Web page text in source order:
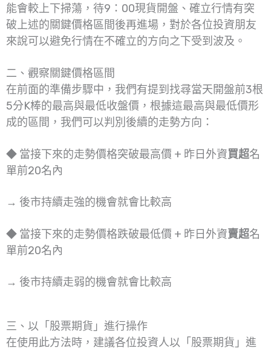
能會較上下掃蕩，待9：00現貨開盤、確立行情有突
破上述的關鍵價格區間後再進場，對於各位投資朋友
來說可以避免行情在不確立的方向之下受到波及。
二、觀察關鍵價格區間
在前面的準備步驟中，我們有提到找尋當天開盤前3根
5分K棒的最高與最低收盤價，根據這最高與最低價形
成的區間，我們可以判別後續的走勢方向：
◆ 當接下來的走勢價格突破最高價 + 昨日外資買超名
單前20名內
→ 後市持續走強的機會就會比較高
◆ 當接下來的走勢價格跌破最低價 + 昨日外資賣超名
單前20名內
→ 後市持續走弱的機會就會比較高
三、以「股票期貨」進行操作
在使用此方法時，建議各位投資人以「股票期貨」進